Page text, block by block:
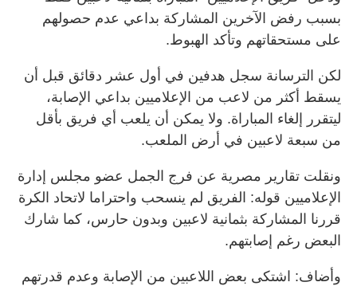
بسبب رفض الآخرين المشاركة بداعي عدم حصولهم
على مستحقاتهم وتأكد الهبوط.
لكن الترسانة سجل هدفين في أول عشر دقائق قبل أن
يسقط أكثر من لاعب من الإعلاميين بداعي الإصابة،
ليتقرر إلغاء المباراة. ولا يمكن أن يلعب أي فريق بأقل
من سبعة لاعبين في أرض الملعب.
ونقلت تقارير مصرية عن فرج الجمل عضو مجلس إدارة
الإعلاميين قوله: الفريق لم ينسحب واحتراما لاتحاد الكرة
قررنا المشاركة بثمانية لاعبين وبدون حارس، كما شارك
البعض رغم إصابتهم.
وأضاف: اشتكى بعض اللاعبين من الإصابة وعدم قدرتهم